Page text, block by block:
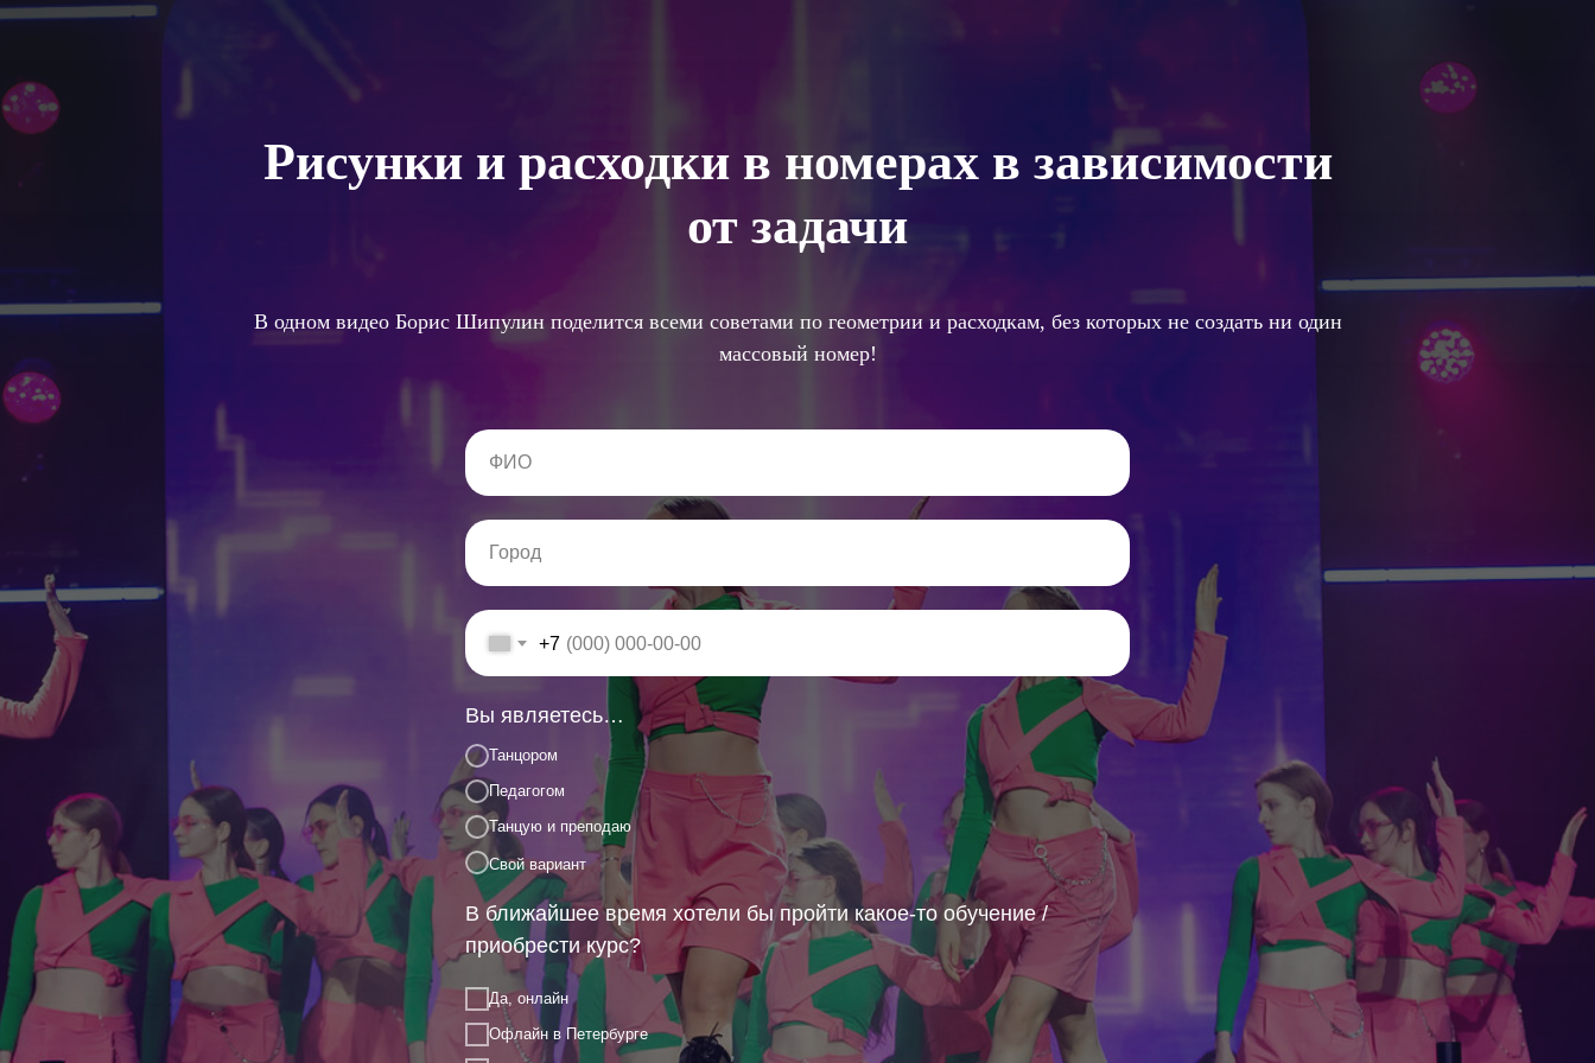
Рисунки и расходки в номерах в зависимости
от задачи
В одном видео Борис Шипулин поделится всеми советами по геометрии и расходкам, без которых не создать ни один
массовый номер!
+7
Вы являетесь…
Танцором
Педагогом
Танцую и преподаю
Свой вариант
В ближайшее время хотели бы пройти какое-то обучение /
приобрести курс?
Да, онлайн
Офлайн в Петербурге